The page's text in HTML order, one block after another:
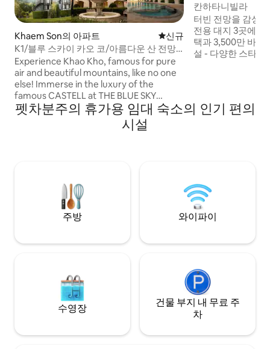
Khaem Son의 아파트 신규 숙소
신규
K1/블루 스카이 카오 코/아름다운 산 전망
객실
Experience Khao Kho, famous for pure
air and beautiful mountains, like no one
else! Immerse in the luxury of the
famous CASTELL at THE BLUE SKY
KHAO KHO, home to a 10-acre English
garden, giant tree labyrinth, and
fountains. Delight in dining at the cafes,
official price with us now!
칸하타니빌라
터빈 전망을 감상
전용 대지 3곳에
택과 3,500만 바트 상당
설 - 다양한 스타일의 침실 - 스
테이블이 있습니다. * * * 그 이상 8 ~ 12명
펫차분주의 휴가용 임대 숙소의 인기 편의
시설
주방 와이파이
수영장
건물 부지 내 무료 주
차